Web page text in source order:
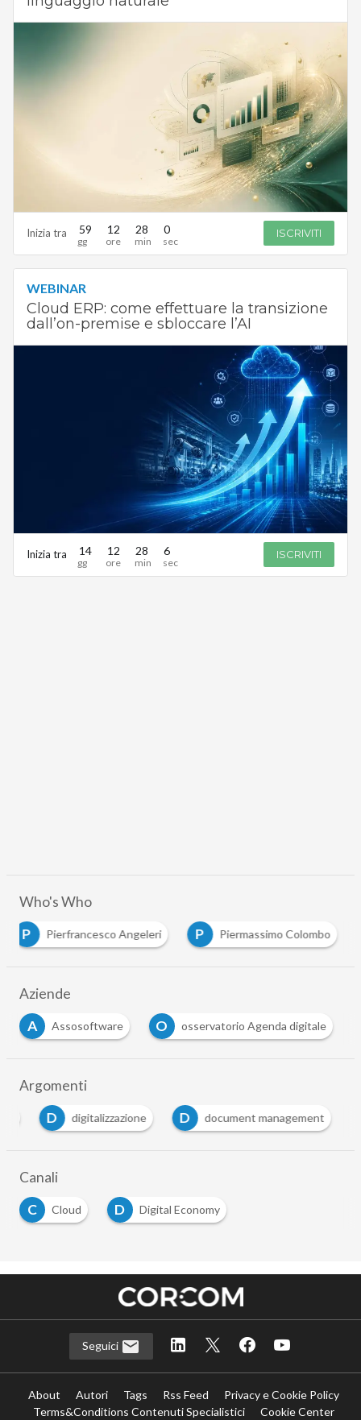
Inizia tra 59 12 27 59 ISCRIVITI
WEBINAR
Cloud ERP: come effettuare la transizione
dall’on-premise e sbloccare l’AI
Inizia tra 14 12 28 6 ISCRIVITI
Who's Who
P
Pierfrancesco Angeleri P Piermassimo Colombo
Aziende
A
Assosoftware O osservatorio Agenda digitale
Argomenti
digitalizzazione document management
Canali
C
Cloud D Digital Economy
Seguici
About Autori Tags Rss Feed
Privacy e Cookie Policy
Terms&Conditions Contenuti Specialistici
Cookie Center